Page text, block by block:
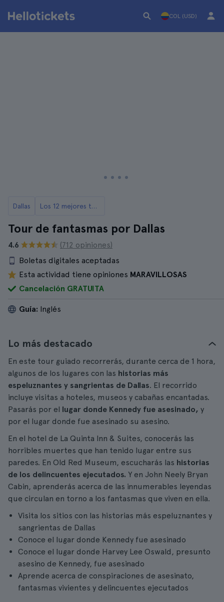
COL (USD)
Dallas Los 12 mejores tours de Dallas
Tour de fantasmas por Dallas
4.6
(712 opiniones)
Boletas digitales aceptadas
Esta actividad tiene opiniones MARAVILLOSAS
Cancelación GRATUITA
Guía: Inglés
Lo más destacado
En este tour guiado recorrerás, durante cerca de 1 hora,
algunos de los lugares con las historias más
espeluznantes y sangrientas de Dallas. El recorrido
incluye visitas a hoteles, museos y cabañas encantadas.
Pasarás por el lugar donde Kennedy fue asesinado, y
por el lugar donde fue asesinado su asesino.
En el hotel de La Quinta Inn & Suites, conocerás las
horribles muertes que han tenido lugar entre sus
paredes. En Old Red Museum, escucharás las historias
de los delincuentes ejecutados. Y en John Neely Bryan
Cabin, aprenderás acerca de las innumerables leyendas
que circulan en torno a los fantasmas que viven en ella.
Visita los sitios con las historias más espeluznantes y
sangrientas de Dallas
Conoce el lugar donde Kennedy fue asesinado
Conoce el lugar donde Harvey Lee Oswald, presunto
asesino de Kennedy, fue asesinado
Aprende acerca de conspiraciones de asesinato,
fantasmas vivientes y delincuentes ejecutados